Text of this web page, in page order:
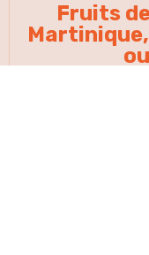
Fruits